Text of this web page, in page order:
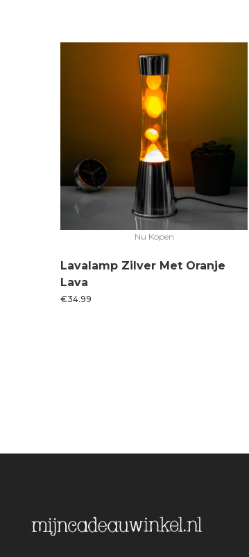
Nu Kopen
Lavalamp Zilver Met Oranje
Lava
€34.99